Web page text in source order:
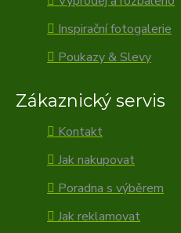
Inspirační fotogalerie
Poukazy & Slevy
Zákaznický servis
Kontakt
Jak nakupovat
Poradna s výběrem
Jak reklamovat